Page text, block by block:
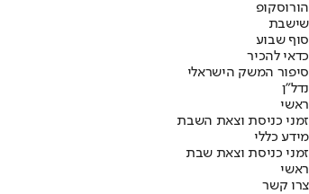
הורוסקופ
שישבת
סוף שבוע
כדאי להכיר
סיפור המשק הישראלי
נדל"ן
ראשי
זמני כניסת וצאת השבת
מידע כללי
זמני כניסת וצאת שבת
ראשי
צרו קשר